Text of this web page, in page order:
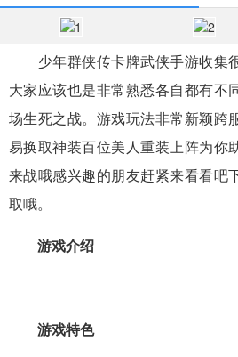
儿童教育 手游辅助
射击吃鸡 传奇游戏
少年群侠传卡牌武侠手游收集
大家应该也是非常熟悉各自都有不
场生死之战。游戏玩法非常新颖跨
易换取神装百位美人重装上阵为你
来战哦感兴趣的朋友赶紧来看看吧
取哦。
游戏介绍
游戏特色